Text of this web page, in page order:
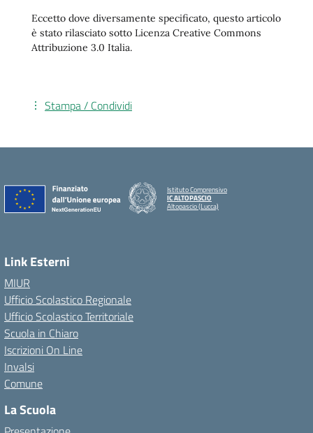
Eccetto dove diversamente specificato, questo articolo
è stato rilasciato sotto Licenza Creative Commons
Attribuzione 3.0 Italia.
Stampa / Condividi
Istituto Comprensivo
IC ALTOPASCIO
Altopascio (Lucca)
Link Esterni
MIUR
Ufficio Scolastico Regionale
Ufficio Scolastico Territoriale
Scuola in Chiaro
Iscrizioni On Line
Invalsi
Comune
La Scuola